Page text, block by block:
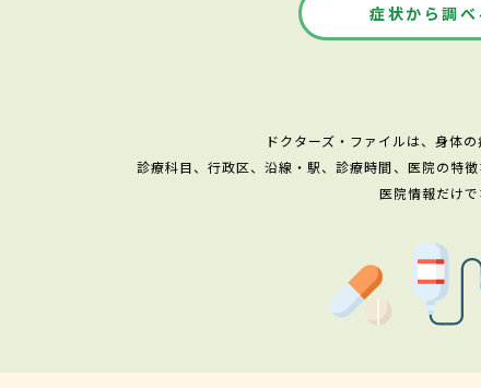
症状から調べ
ドクターズ・ファイルは、身体
診療科目、行政区、沿線・駅、診療時間、医院の特
医院情報だけ